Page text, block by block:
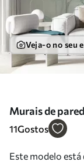
Veja-o no seu
Murais de
natural Nr.
11Gostos
Este modelo